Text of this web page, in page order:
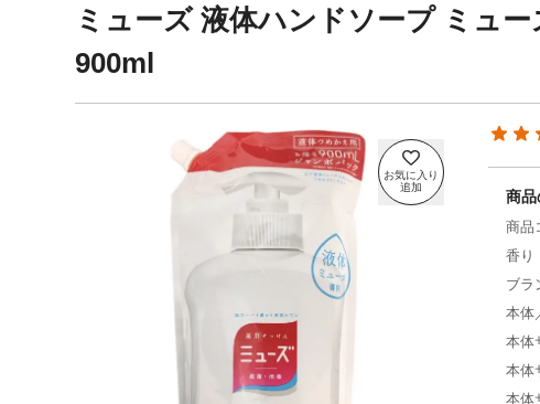
ミューズ 液体ハンドソープ ミュ
900ml
商品
商品
香り
ブラ
本体
本体
本体
本体